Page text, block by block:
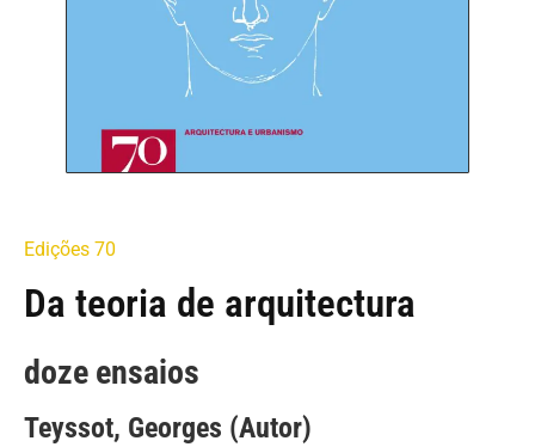
Edições 70
Da teoria de arquitectura
doze ensaios
Teyssot, Georges (Autor)